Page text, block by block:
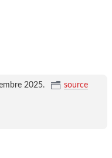
2025.
source